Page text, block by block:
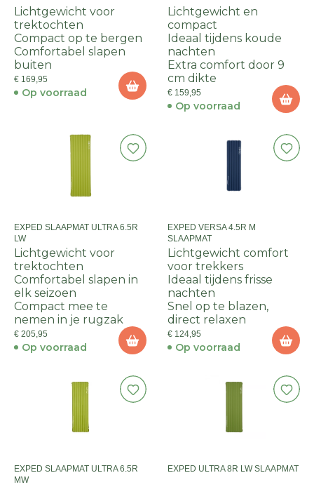
Lichtgewicht voor
trektochten
Compact op te bergen
Comfortabel slapen
buiten
€ 169,95
Op voorraad
Lichtgewicht en
compact
Ideaal tijdens koude
nachten
Extra comfort door 9
cm dikte
€ 159,95
Op voorraad
EXPED SLAAPMAT ULTRA 6.5R
LW
Lichtgewicht voor
trektochten
Comfortabel slapen in
elk seizoen
Compact mee te
nemen in je rugzak
€ 205,95
Op voorraad
EXPED VERSA 4.5R M
SLAAPMAT
Lichtgewicht comfort
voor trekkers
Ideaal tijdens frisse
nachten
Snel op te blazen,
direct relaxen
€ 124,95
Op voorraad
EXPED SLAAPMAT ULTRA 6.5R
MW
EXPED ULTRA 8R LW SLAAPMAT